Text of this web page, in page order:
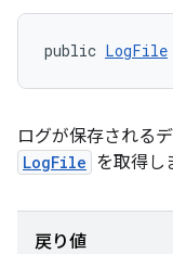
public LogFile
ログが保存される
LogFile を取得し
戻り値